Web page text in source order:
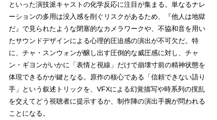
といった演技派キャストの化学反応に注目が集まる。単なるナレ
ーションの多用は没入感を削ぐリスクがあるため、『他人は地獄
だ』で見られたような閉塞的なカメラワークや、不協和音を用い
たサウンドデザインによる心理的圧迫感の演出が不可欠だ。特
に、チャ・スンウォンが醸し出す圧倒的な威圧感に対し、チャ
ン・ギヨンがいかに「表情と視線」だけで崩壊寸前の精神状態を
体現できるかが鍵となる。原作の核心である「信頼できない語り
手」という叙述トリックを、VFXによる幻覚描写や時系列の撹乱
を交えてどう視聴者に提示するか、制作陣の演出手腕が問われる
ことになる。